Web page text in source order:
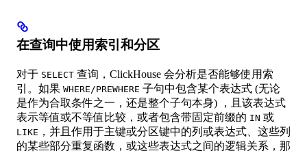
在查询中使用索引和分区
对于 SELECT 查询，ClickHouse 会分析是否能够使用索
引。如果 WHERE/PREWHERE 子句中包含某个表达式 (无论
是作为合取条件之一，还是整个子句本身) ，且该表达式
表示等值或不等值比较，或者包含带固定前缀的 IN 或
LIKE ，并且作用于主键或分区键中的列或表达式、这些列
的某些部分重复函数，或这些表达式之间的逻辑关系，那